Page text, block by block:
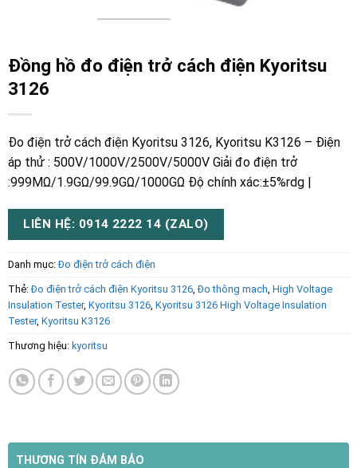
Đồng hồ đo điện trở cách điện Kyoritsu
3126
Đo điện trở cách điện Kyoritsu 3126, Kyoritsu K3126 – Điện
áp thử : 500V/1000V/2500V/5000V Giải đo điện trở
:999MΩ/1.9GΩ/99.9GΩ/1000GΩ Độ chính xác:±5%rdg |
LIÊN HỆ: 0914 2222 14 (ZALO)
Danh mục:Đo điện trở cách điện
Thẻ:Đo điện trở cách điện Kyoritsu 3126,Đo thông mạch, High Voltage
Insulation Tester, Kyoritsu 3126, Kyoritsu 3126 High Voltage Insulation
Tester, Kyoritsu K3126
Thương hiệu: kyoritsu
THƯƠNG TÍN ĐẢM BẢO